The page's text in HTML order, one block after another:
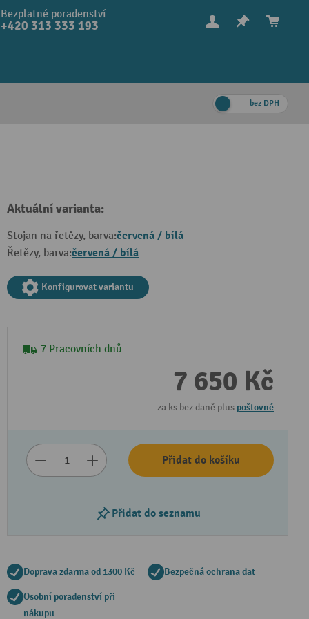
Bezplatné poradenství
+420 313 333 193
bez DPH
Aktuální varianta:
Stojan na řetězy, barva:červená / bílá
Řetězy, barva:červená / bílá
Konfigurovat variantu
7 Pracovních dnů
7 650 Kč
za ks bez daně plus poštovné
Přidat do košíku
Přidat do seznamu
Doprava zdarma od 1300 Kč Bezpečná ochrana dat
Osobní poradenství při
nákupu